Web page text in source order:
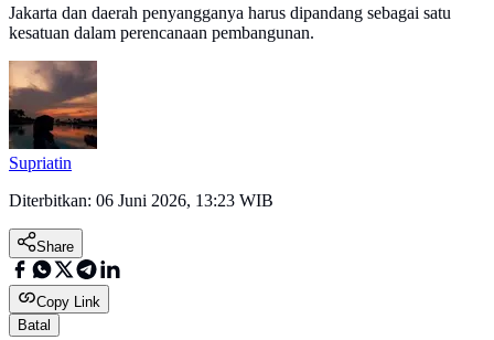
Jakarta dan daerah penyangganya harus dipandang sebagai satu
kesatuan dalam perencanaan pembangunan.
Supriatin
Diterbitkan: 06 Juni 2026, 13:23 WIB
Share
Copy Link
Batal